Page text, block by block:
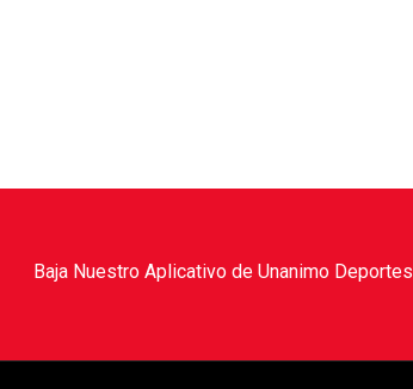
Baja Nuestro Aplicativo de Unanimo Deportes